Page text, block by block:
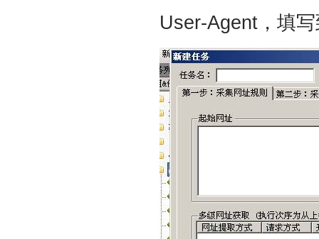
User-Agent，填